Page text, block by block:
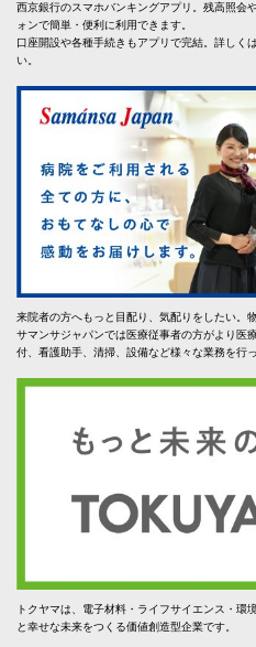
西京銀行のスマホバンキングアプリ。残高照会
ォンで簡単・便利に利用できます。
口座開設や各種手続きもアプリで完結。詳しく
い。
来院者の方へもっと目配り、気配りをしたい。
サマンサジャパンでは医療従事者の方がより医
付、看護助手、清掃、設備など様々な業務を行っ
トクヤマは、電子材料・ライフサイエンス・環
と幸せな未来をつくる価値創造型企業です。